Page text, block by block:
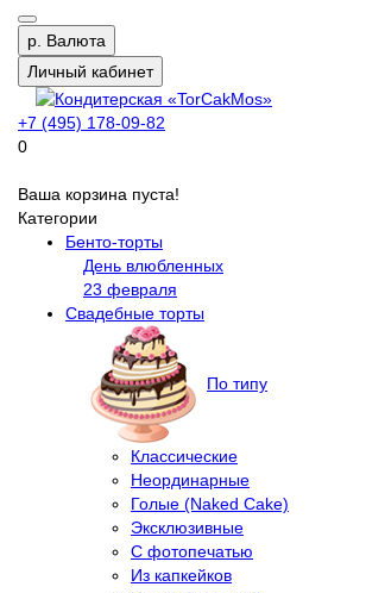
р. Валюта
Личный кабинет
+7 (495) 178-09-82
0
Ваша корзина пуста!
Категории
Бенто-торты
День влюбленных
23 февраля
Свадебные торты
По типу
Классические
Неординарные
Голые (Naked Cake)
Эксклюзивные
С фотопечатью
Из капкейков